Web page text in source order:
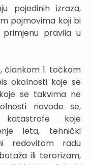
pojedinih izraza,
pojmovima koji bi
primjenu pravila u
člankom 1. točkom
okolnosti koje se
se takvima ne
navode se,
koje
leta, tehnički
redovitom radu
ili terorizam,